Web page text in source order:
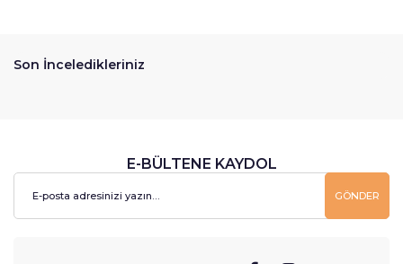
Son İnceledikleriniz
E-BÜLTENE KAYDOL
GÖNDER